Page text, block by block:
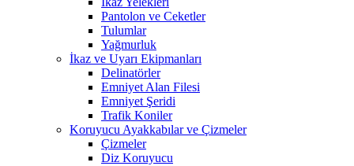
Pantolon ve Ceketler
Tulumlar
Yağmurluk
İkaz ve Uyarı Ekipmanları
Delinatörler
Emniyet Alan Filesi
Emniyet Şeridi
Trafik Koniler
Koruyucu Ayakkabılar ve Çizmeler
Çizmeler
Diz Koruyucu